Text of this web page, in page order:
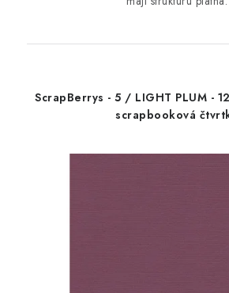
ScrapBerrys - 5 / LIGHT PLUM -
scrapbooková